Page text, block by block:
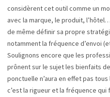
considèrent cet outil comme un
avec la marque, le produit,
de même définir sa propre
notamment la fréquence d’envoi
Soulignons encore que les
prônent sur le sujet les bienfaits
ponctuelle n’aura en effet pas
c’est la rigueur et la fréquence